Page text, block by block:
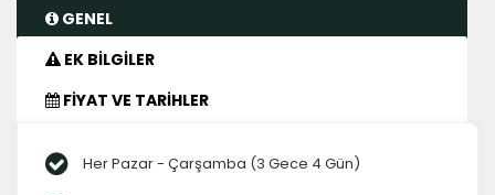
GENEL
EK BİLGİLER
FİYAT VE TARİHLER
Her Pazar - Çarşamba (3 Gece 4 Gün)